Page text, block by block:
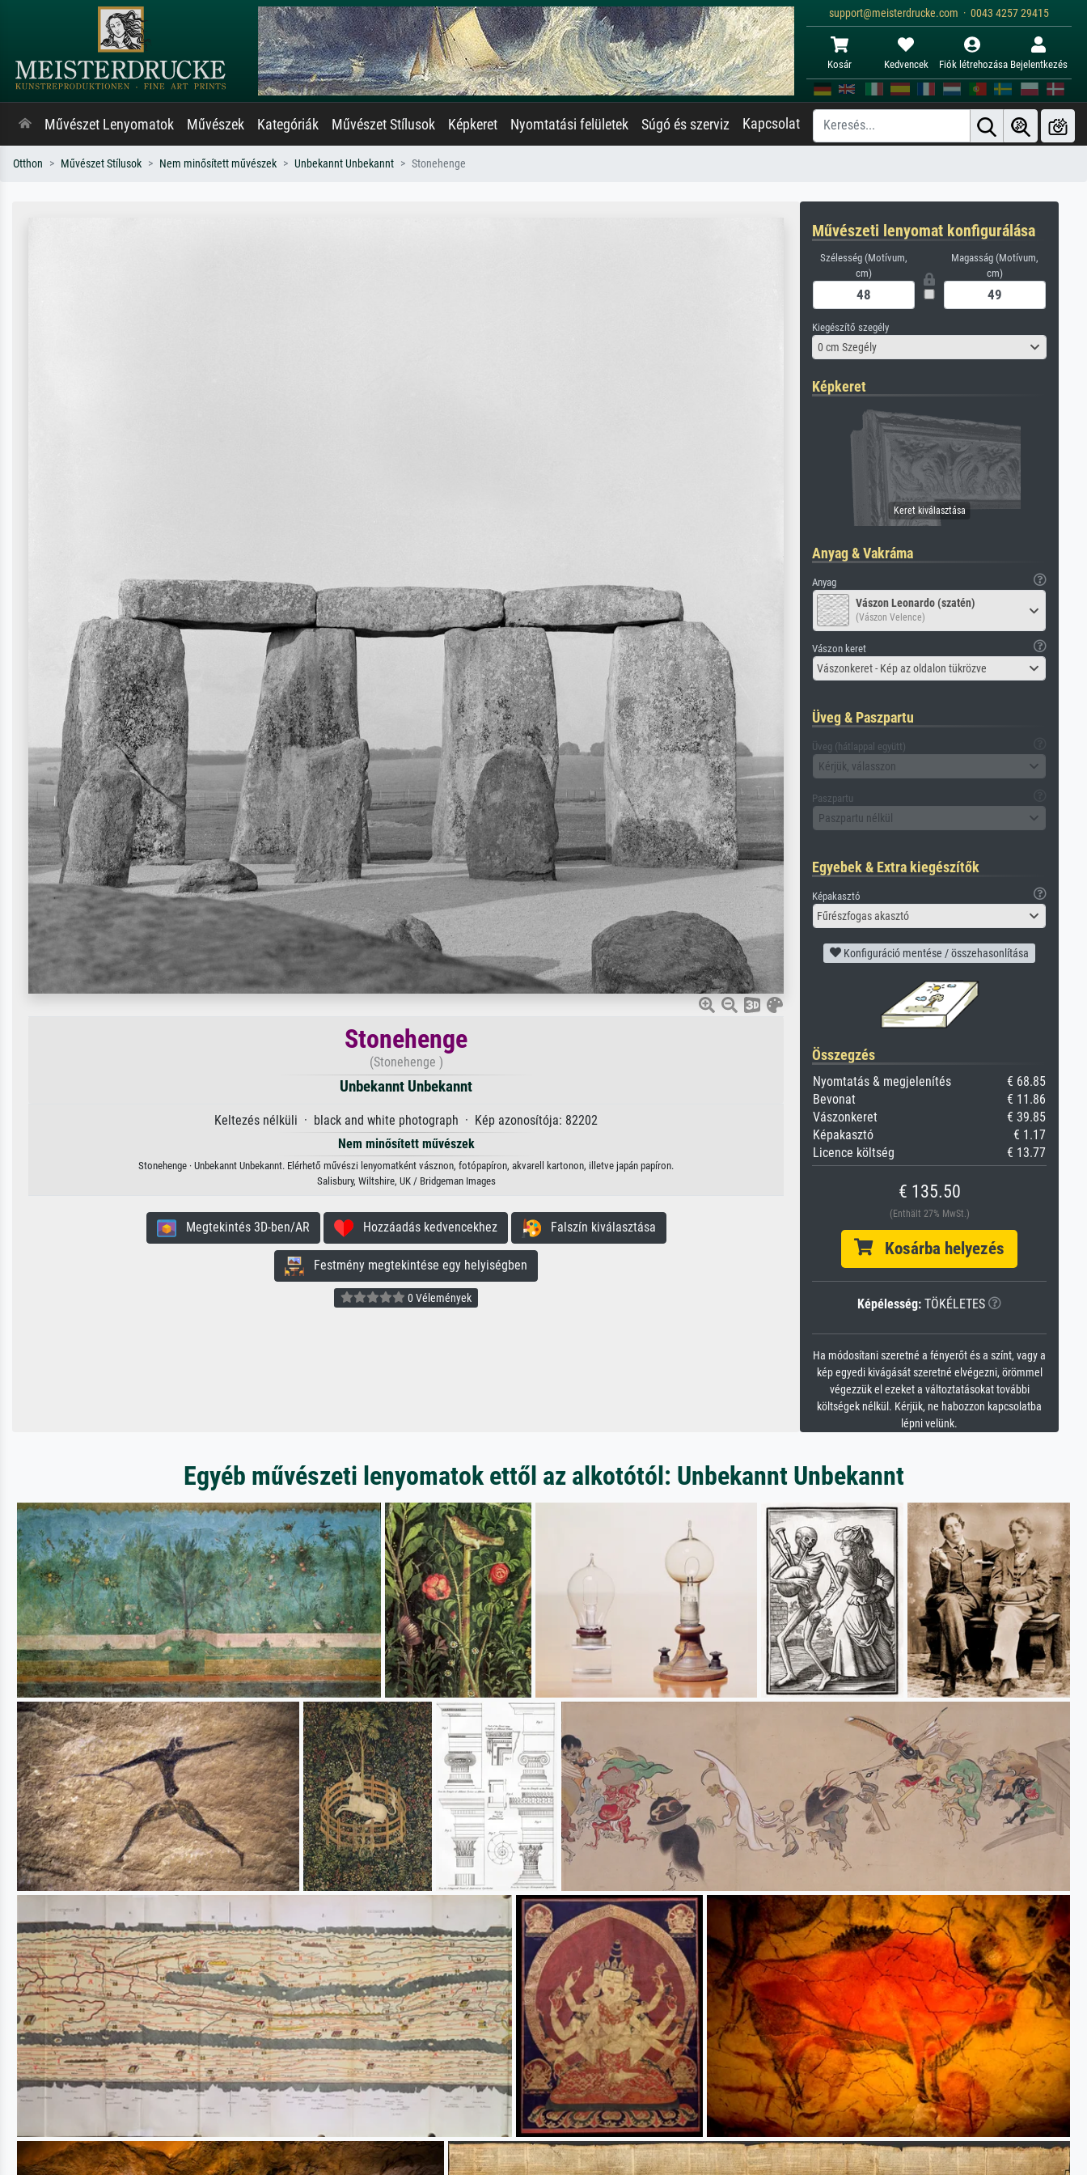
support@meisterdrucke.com · 0043 4257 29415
Kosár Kedvencek Fiók létrehozása Bejelentkezés
Művészet Lenyomatok Művészek Kategóriák Művészet Stílusok Képkeret Nyomtatási felületek Súgó és szerviz Kapcsolat
Otthon Művészet Stílusok Nem minősített művészek Unbekannt Unbekannt Stonehenge
Stonehenge
(Stonehenge )
Unbekannt Unbekannt
Keltezés nélküli · black and white photograph · Kép azonosítója: 82202
Nem minősített művészek
Stonehenge · Unbekannt Unbekannt. Elérhető művészi lenyomatként vásznon, fotópapíron, akvarell kartonon, illetve japán papíron.
Salisbury, Wiltshire, UK / Bridgeman Images
Megtekintés 3D-ben/AR Hozzáadás kedvencekhez Falszín kiválasztása
Festmény megtekintése egy helyiségben
0 Vélemények
Művészeti lenyomat konfigurálása
Szélesség (Motívum,
cm)
Magasság (Motívum,
cm)
Kiegészítő szegély
0 cm Szegély
Képkeret
Anyag & Vakráma
Anyag
Vászon Leonardo (szatén)
(Vászon Velence)
Vászon keret
Vászonkeret - Kép az oldalon tükrözve
Üveg & Paszpartu
Üveg (hátlappal együtt)
Kérjük, válasszon
Paszpartu
Paszpartu nélkül
Egyebek & Extra kiegészítők
Képakasztó
Fűrészfogas akasztó
Konfiguráció mentése / összehasonlítása
Összegzés
Nyomtatás & megjelenítés
€ 68.85
Bevonat
€ 11.86
Vászonkeret
€ 39.85
Képakasztó
€ 1.17
Licence költség
€ 13.77
€ 135.50
(Enthält 27% MwSt.)
Kosárba helyezés
Képélesség: TÖKÉLETES
Ha módosítani szeretné a fényerőt és a színt, vagy a
kép egyedi kivágását szeretné elvégezni, örömmel
végezzük el ezeket a változtatásokat további
költségek nélkül. Kérjük, ne habozzon kapcsolatba
lépni velünk.
Egyéb művészeti lenyomatok ettől az alkotótól: Unbekannt Unbekannt